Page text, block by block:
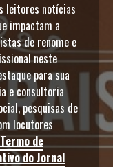
leitores notícias
impactam a
de renome e
neste
para sua
e consultoria
pesquisas de
locutores
Termo de
do Jornal